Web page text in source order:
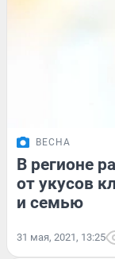
ВЕСНА
В регионе
от укусов
и семью
31 мая, 2021, 13:25